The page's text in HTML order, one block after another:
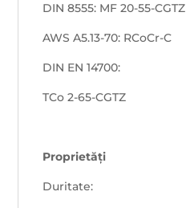
DIN 8555: MF 20-55-CGTZ
AWS A5.13-70: RCoCr-C
DIN EN 14700:
TCo 2-65-CGTZ
Proprietăți
Duritate: